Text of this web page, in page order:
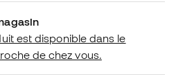
est disponible dans le
de chez vous.